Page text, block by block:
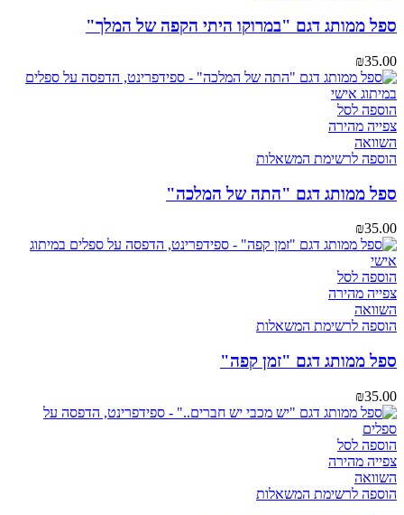
ספל ממותג דגם "במרוקו היתי הקפה של המלך"
₪35.00
הוספה לסל
צפייה מהירה
השוואה
הוספה לרשימת המשאלות
ספל ממותג דגם "התה של המלכה"
₪35.00
הוספה לסל
צפייה מהירה
השוואה
הוספה לרשימת המשאלות
ספל ממותג דגם "זמן קפה"
₪35.00
הוספה לסל
צפייה מהירה
השוואה
הוספה לרשימת המשאלות